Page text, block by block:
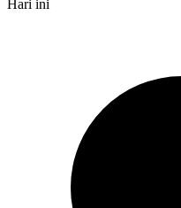
Hari ini